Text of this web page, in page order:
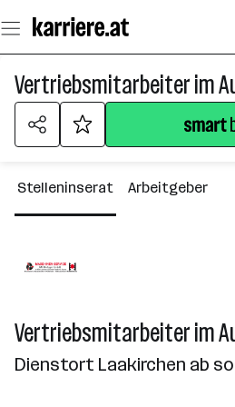
Seiteninhalt
springen
Vertriebsmitarbeiter im
Stelleninserat Arbeitgeber
Vertriebsmitarbeiter im
Dienstort Laakirchen ab